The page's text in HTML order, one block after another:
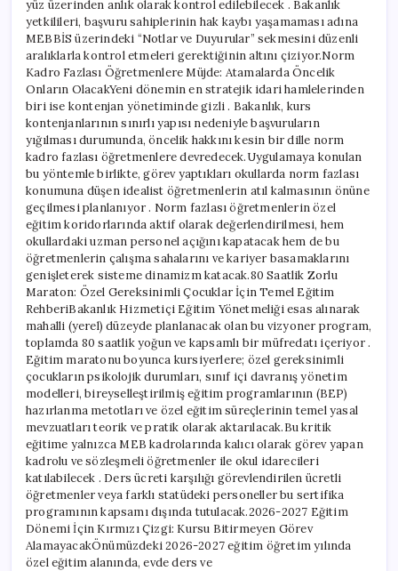
yüz üzerinden anlık olarak kontrol edilebilecek . Bakanlık
yetkilileri, başvuru sahiplerinin hak kaybı yaşamaması adına
MEBBİS üzerindeki “Notlar ve Duyurular” sekmesini düzenli
aralıklarla kontrol etmeleri gerektiğinin altını çiziyor.Norm
Kadro Fazlası Öğretmenlere Müjde: Atamalarda Öncelik
Onların OlacakYeni dönemin en stratejik idari hamlelerinden
biri ise kontenjan yönetiminde gizli . Bakanlık, kurs
kontenjanlarının sınırlı yapısı nedeniyle başvuruların
yığılması durumunda, öncelik hakkını kesin bir dille norm
kadro fazlası öğretmenlere devredecek.Uygulamaya konulan
bu yöntemle birlikte, görev yaptıkları okullarda norm fazlası
konumuna düşen idealist öğretmenlerin atıl kalmasının önüne
geçilmesi planlanıyor . Norm fazlası öğretmenlerin özel
eğitim koridorlarında aktif olarak değerlendirilmesi, hem
okullardaki uzman personel açığını kapatacak hem de bu
öğretmenlerin çalışma sahalarını ve kariyer basamaklarını
genişleterek sisteme dinamizm katacak.80 Saatlik Zorlu
Maraton: Özel Gereksinimli Çocuklar İçin Temel Eğitim
RehberiBakanlık Hizmetiçi Eğitim Yönetmeliği esas alınarak
mahalli (yerel) düzeyde planlanacak olan bu vizyoner program,
toplamda 80 saatlik yoğun ve kapsamlı bir müfredatı içeriyor .
Eğitim maratonu boyunca kursiyerlere; özel gereksinimli
çocukların psikolojik durumları, sınıf içi davranış yönetim
modelleri, bireyselleştirilmiş eğitim programlarının (BEP)
hazırlanma metotları ve özel eğitim süreçlerinin temel yasal
mevzuatları teorik ve pratik olarak aktarılacak.Bu kritik
eğitime yalnızca MEB kadrolarında kalıcı olarak görev yapan
kadrolu ve sözleşmeli öğretmenler ile okul idarecileri
katılabilecek . Ders ücreti karşılığı görevlendirilen ücretli
öğretmenler veya farklı statüdeki personeller bu sertifika
programının kapsamı dışında tutulacak.2026-2027 Eğitim
Dönemi İçin Kırmızı Çizgi: Kursu Bitirmeyen Görev
AlamayacakÖnümüzdeki 2026-2027 eğitim öğretim yılında
özel eğitim alanında, evde ders ve